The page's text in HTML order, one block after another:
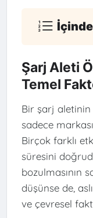
Şarj Aleti
Temel
Bir şarj aletinin
sadece
Birçok farklı
süresini
bozulmasının
düşünse de,
ve çevresel